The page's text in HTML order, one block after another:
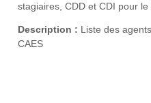
stagiaires, CDD et CDI pour le
Description : Liste des
CAES